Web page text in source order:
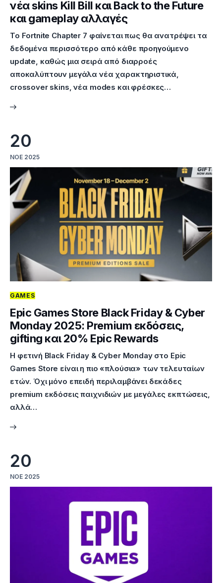
νέα skins Kill Bill και Back to the Future
και gameplay αλλαγές
Το Fortnite Chapter 7 φαίνεται πως θα ανατρέψει τα
δεδομένα περισσότερο από κάθε προηγούμενο
update, καθώς μια σειρά από διαρροές
αποκαλύπτουν μεγάλα νέα χαρακτηριστικά,
crossover skins, νέα modes και φρέσκες…
20
ΝΟΈ 2025
GAMES
Epic Games Store Black Friday & Cyber
Monday 2025: Premium εκδόσεις,
gifting και 20% Epic Rewards
Η φετινή Black Friday & Cyber Monday στο Epic
Games Store είναι η πιο «πλούσια» των τελευταίων
ετών. Όχι μόνο επειδή περιλαμβάνει δεκάδες
premium εκδόσεις παιχνιδιών με μεγάλες εκπτώσεις,
αλλά…
20
ΝΟΈ 2025